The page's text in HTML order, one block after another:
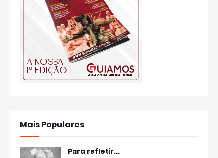
Mais Populares
Para refletir...